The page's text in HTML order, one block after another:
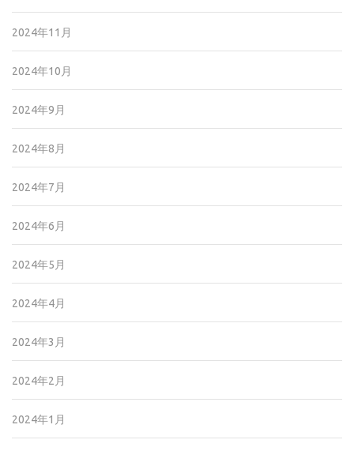
2024年11月
2024年10月
2024年9月
2024年8月
2024年7月
2024年6月
2024年5月
2024年4月
2024年3月
2024年2月
2024年1月